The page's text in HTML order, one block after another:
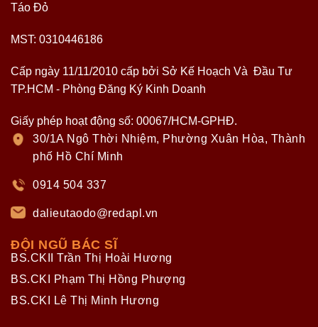
Táo Đỏ
MST: 0310446186
Cấp ngày 11/11/2010 cấp bởi Sở Kế Hoạch Và Đầu Tư
TP.HCM - Phòng Đăng Ký Kinh Doanh
Giấy phép hoạt động số: 00067/HCM-GPHĐ.
30/1A Ngô Thời Nhiệm, Phường Xuân Hòa, Thành
phố Hồ Chí Minh
0914 504 337
dalieutaodo@redapl.vn
ĐỘI NGŨ BÁC SĨ
BS.CKII Trần Thị Hoài Hương
BS.CKI Phạm Thị Hồng Phượng
BS.CKI Lê Thị Minh Hương